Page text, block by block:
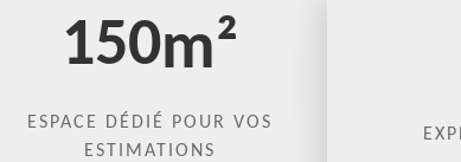
150m²
ESPACE DÉDIÉ POUR VOS
ESTIMATIONS